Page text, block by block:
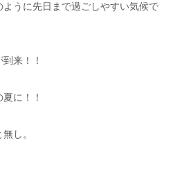
うに先日まで過ごしやすい気候で
来！！
に！！
し。